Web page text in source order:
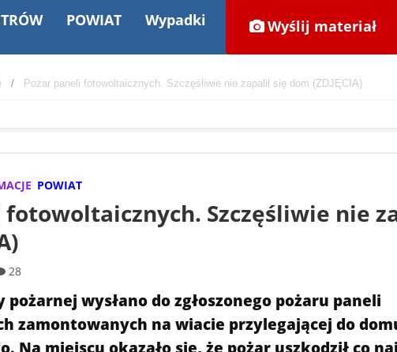
POWIAT Wypadki Wyślij materiał
Pożar paneli fotowoltaicznych. Szczęśliwie nie zapalił się dom (ZDJĘCIA)
POWIAT
Szczęśliwie nie
28
pożarnej wysłano do zgłoszonego pożaru paneli
zamontowanych na wiacie przylegającej do
Na miejscu okazało się, że pożar uszkodził co